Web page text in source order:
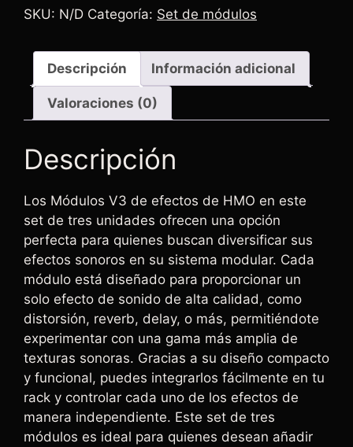
SKU: N/D Categoría: Set de módulos
Descripción Información adicional
Valoraciones (0)
Descripción
Los Módulos V3 de efectos de HMO en este
set de tres unidades ofrecen una opción
perfecta para quienes buscan diversificar sus
efectos sonoros en su sistema modular. Cada
módulo está diseñado para proporcionar un
solo efecto de sonido de alta calidad, como
distorsión, reverb, delay, o más, permitiéndote
experimentar con una gama más amplia de
texturas sonoras. Gracias a su diseño compacto
y funcional, puedes integrarlos fácilmente en tu
rack y controlar cada uno de los efectos de
manera independiente. Este set de tres
módulos es ideal para quienes desean añadir